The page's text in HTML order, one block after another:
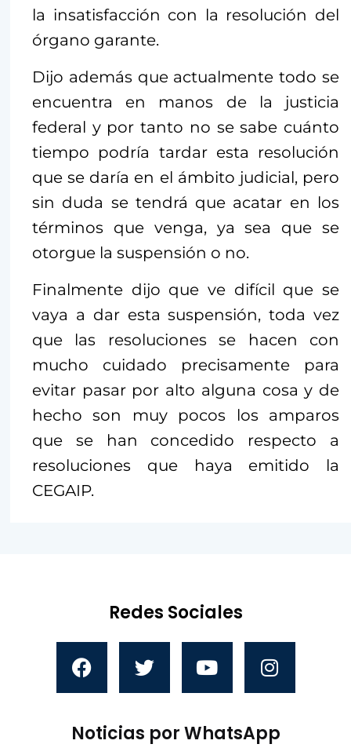
la insatisfacción con la resolución del
órgano garante.
Dijo además que actualmente todo se
encuentra en manos de la justicia
federal y por tanto no se sabe cuánto
tiempo podría tardar esta resolución
que se daría en el ámbito judicial, pero
sin duda se tendrá que acatar en los
términos que venga, ya sea que se
otorgue la suspensión o no.
Finalmente dijo que ve difícil que se
vaya a dar esta suspensión, toda vez
que las resoluciones se hacen con
mucho cuidado precisamente para
evitar pasar por alto alguna cosa y de
hecho son muy pocos los amparos
que se han concedido respecto a
resoluciones que haya emitido la
CEGAIP.
Redes Sociales
Noticias por WhatsApp